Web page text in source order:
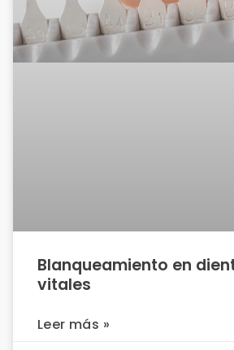
Blanqueamiento en
vitales
Leer más »